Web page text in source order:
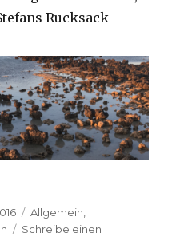
Rucksack
Kategorien
Allgemein
Schreibe einen